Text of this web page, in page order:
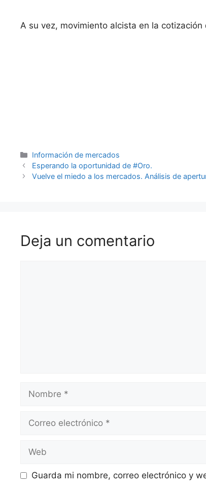
A su vez, movimiento alcista en la
Categorías
Información de mercados
Esperando la oportunidad de #Oro.
Vuelve el miedo a los mercados. Análisis de
Deja un comentario
Nombre
Correo
Web
Guarda mi nombre, correo electrónico y